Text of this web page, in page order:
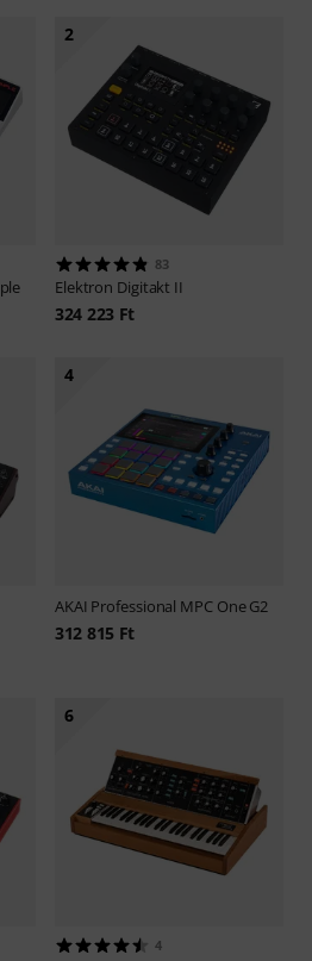
2
83
Elektron Digitakt II
324 223 Ft
4
AKAI Professional MPC One G2
312 815 Ft
6
4